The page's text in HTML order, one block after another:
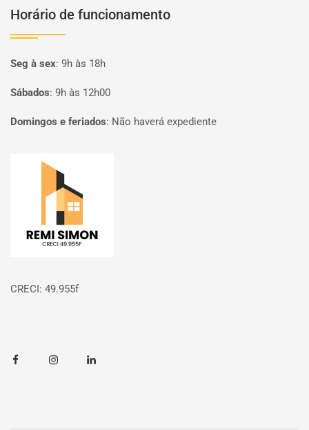
Horário de funcionamento
Seg à sex: 9h às 18h
Sábados: 9h às 12h00
Domingos e feriados: Não haverá expediente
Página inicial
CRECI: 49.955f
FacebookInstagramLinkedin